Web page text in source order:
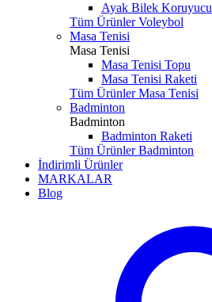
Ayak Bilek Koruyucu
Tüm Ürünler Voleybol
Masa Tenisi
Masa Tenisi
Masa Tenisi Topu
Masa Tenisi Raketi
Tüm Ürünler Masa Tenisi
Badminton
Badminton
Badminton Raketi
Tüm Ürünler Badminton
İndirimli Ürünler
MARKALAR
Blog